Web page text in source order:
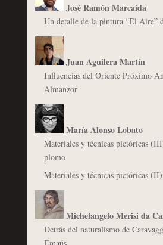
José Ramón Marcaida
Un detalle de la pintura “El Aire”
Juan Aguilera Martín
Influencias del Oriente Próximo
Almanzor
María Alonso Lobato
Materiales y técnicas pictóricas
plomo
Materiales y técnicas pictóricas
Michelangelo Merisi da
Detrás del naturalismo de
Emaús